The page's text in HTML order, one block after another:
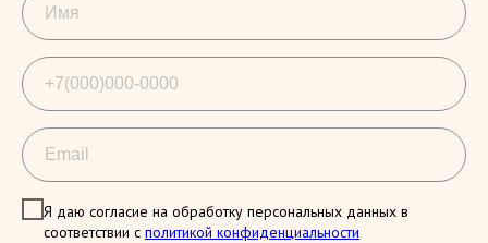
Я даю согласие на обработку персональных данных в
соответствии с политикой конфиденциальности